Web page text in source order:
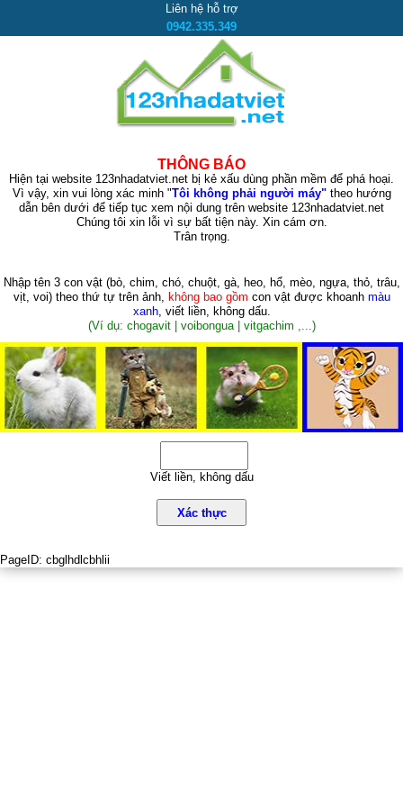
Liên hệ hỗ trợ
0942.335.349
THÔNG BÁO
Hiện tại website 123nhadatviet.net bị kẻ xấu dùng phần mềm để phá hoại.
Vì vậy, xin vui lòng xác minh "Tôi không phải người máy"theo hướng
dẫn bên dưới để tiếp tục xem nội dung trên website 123nhadatviet.net
Chúng tôi xin lỗi vì sự bất tiện này. Xin cám ơn.
Trân trọng.
Nhập tên 3 con vật (bò, chim, chó, chuột, gà, heo, hổ, mèo, ngựa, thỏ, trâu,
vịt, voi)theo thứ tự trên ảnh, không bao gồm con vật được khoanh màu
xanh, viết liền, không dấu.
(Ví dụ: chogavit | voibongua | vitgachim ,...)
Viết liền, không dấu
Xác thực
PageID: cbglhdlcbhlii